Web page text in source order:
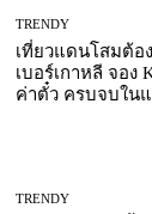
TRENDY
เที่ยวแดนโสมต้อ
เบอร์เกาหลี จอง
ค่าตั๋ว ครบจบใน
TRENDY